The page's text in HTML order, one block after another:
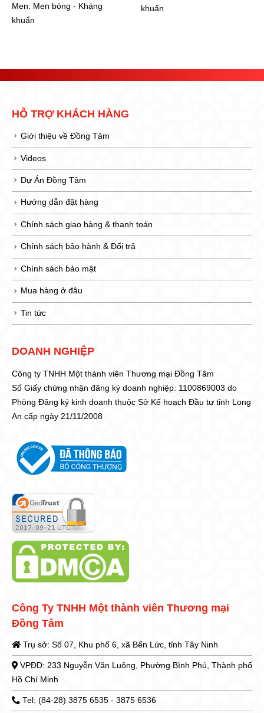
khuẩn
Videos
Dự Án Đồng Tâm
Hướng dẫn đặt hàng
Chính sách giao hàng & thanh toán
Chính sách bảo hành & Đổi trả
Chính sách bảo mật
Mua hàng ở đâu
Tin tức
Số Giấy chứng nhận đăng ký doanh nghiệp: 1100869003 do
Phòng Đăng ký kinh doanh thuộc Sở Kế hoạch Đầu tư tỉnh Long
An cấp ngày 21/11/2008
Đồng Tâm
VPĐD: 233 Nguyễn Văn Luông, Phường Bình Phú, Thành phố
Hồ Chí Minh
Tel: (84-28) 3875 6535 - 3875 6536
Fax:(84-28) 3876 1405